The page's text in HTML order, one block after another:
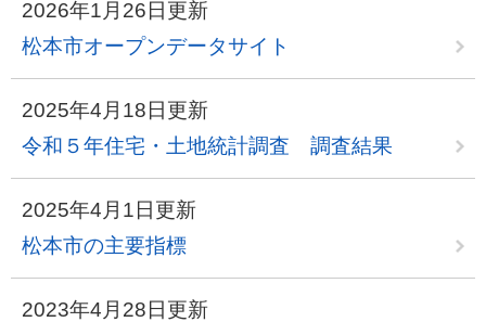
2026年1月26日更新
松本市オープンデータサイト
2025年4月18日更新
令和５年住宅・土地統計調査 調査結果
2025年4月1日更新
松本市の主要指標
2023年4月28日更新